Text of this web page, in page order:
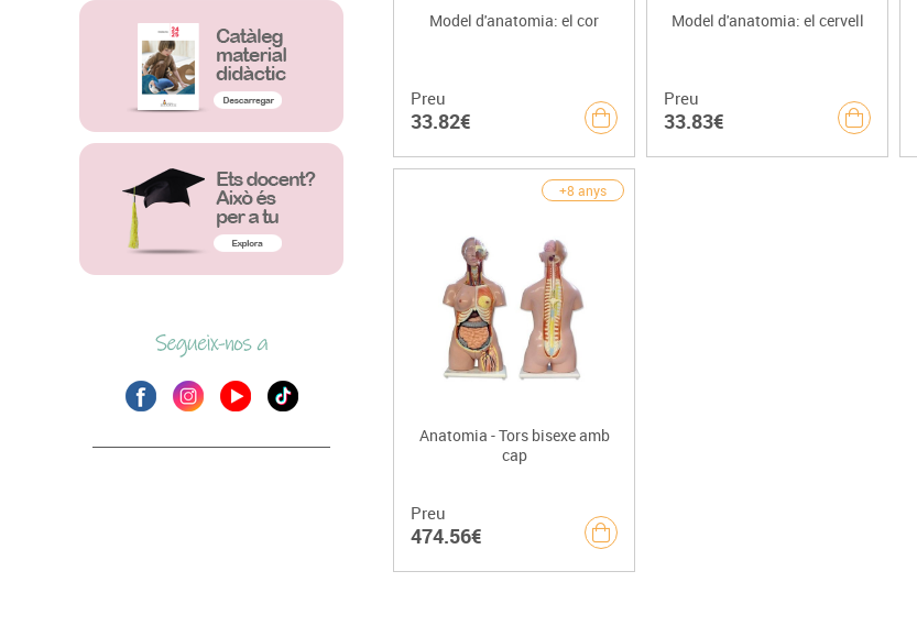
Model d'anatomia: el cor
Preu
33.82€
Model d'anatomia: el cervell
Preu
33.83€
+8 anys
Anatomia - Tors bisexe amb
cap
Preu
474.56€